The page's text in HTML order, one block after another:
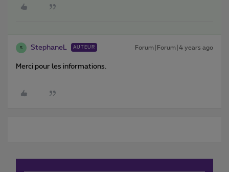
S StephaneL AUTEUR Forum|Forum|4 years ago
Merci pour les informations.